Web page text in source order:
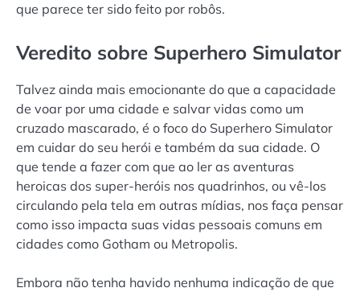
que parece ter sido feito por robôs.
Veredito sobre Superhero Simulator
Talvez ainda mais emocionante do que a capacidade
de voar por uma cidade e salvar vidas como um
cruzado mascarado, é o foco do Superhero Simulator
em cuidar do seu herói e também da sua cidade. O
que tende a fazer com que ao ler as aventuras
heroicas dos super-heróis nos quadrinhos, ou vê-los
circulando pela tela em outras mídias, nos faça pensar
como isso impacta suas vidas pessoais comuns em
cidades como Gotham ou Metropolis.
Embora não tenha havido nenhuma indicação de que